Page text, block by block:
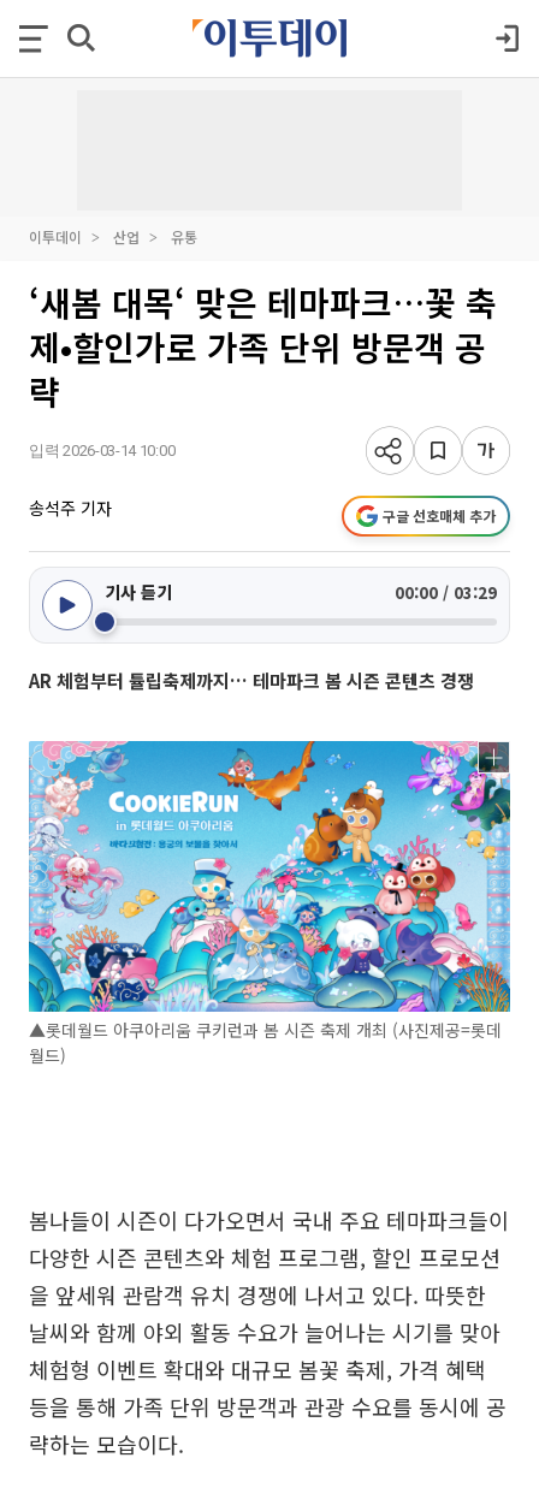
이투데이 산업 유통
‘새봄 대목‘ 맞은 테마파크…꽃 축
제•할인가로 가족 단위 방문객 공
략
입력 2026-03-14 10:00
송석주 기자 구글 선호매체 추가
기사 듣기 00:00 / 03:29
AR 체험부터 튤립축제까지… 테마파크 봄 시즌 콘텐츠 경쟁
▲롯데월드 아쿠아리움 쿠키런과 봄 시즌 축제 개최 (사진제공=롯데
월드)
봄나들이 시즌이 다가오면서 국내 주요 테마파크들이
다양한 시즌 콘텐츠와 체험 프로그램, 할인 프로모션
을 앞세워 관람객 유치 경쟁에 나서고 있다. 따뜻한
날씨와 함께 야외 활동 수요가 늘어나는 시기를 맞아
체험형 이벤트 확대와 대규모 봄꽃 축제, 가격 혜택
등을 통해 가족 단위 방문객과 관광 수요를 동시에 공
략하는 모습이다.